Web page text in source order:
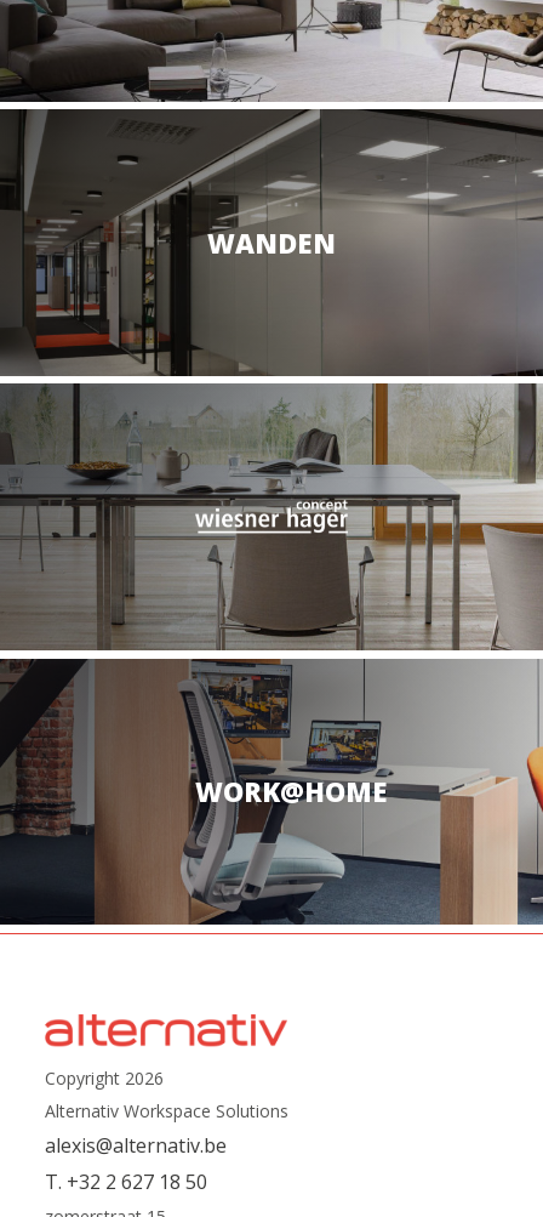
WANDEN
WORK@HOME
Copyright 2026
Alternativ Workspace Solutions
alexis@alternativ.be
T. +32 2 627 18 50